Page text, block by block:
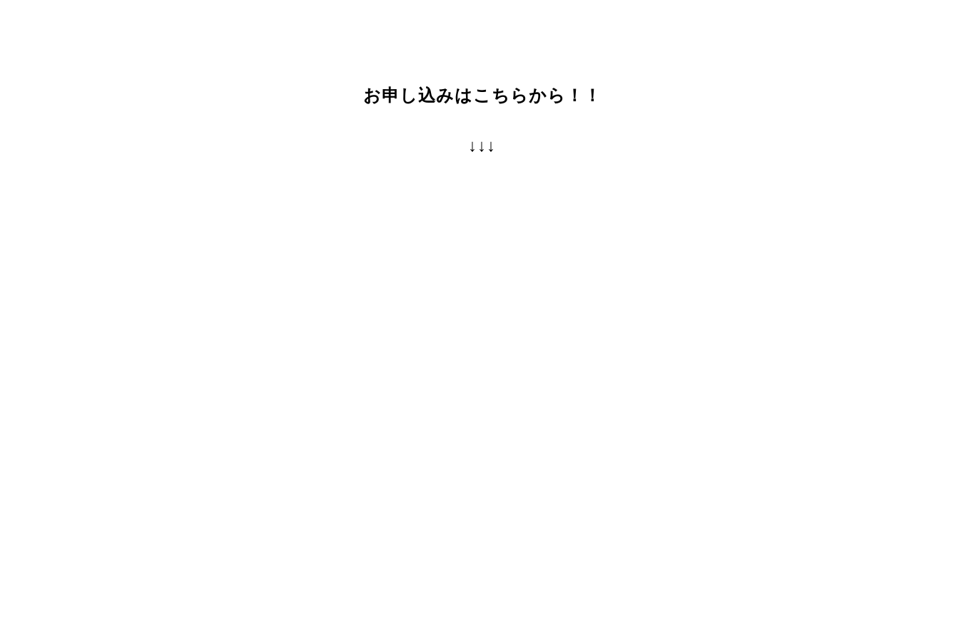
お申し込みはこちらから！！
↓↓↓